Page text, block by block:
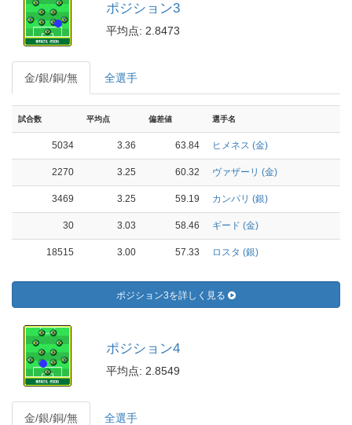
ポジション3
平均点: 2.8473
金/銀/銅/無 全選手
試合数 平均点 偏差値 選手名
5034 3.36 63.84 ヒメネス (金)
2270 3.25 60.32 ヴァザーリ (金)
3469 3.25 59.19 カンパリ (銀)
30 3.03 58.46 ギード (金)
18515 3.00 57.33 ロスタ (銀)
ポジション3を詳しく見る
ポジション4
平均点: 2.8549
金/銀/銅/無 全選手